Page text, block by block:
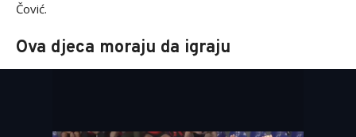
Čović.
Ova djeca moraju da igraju